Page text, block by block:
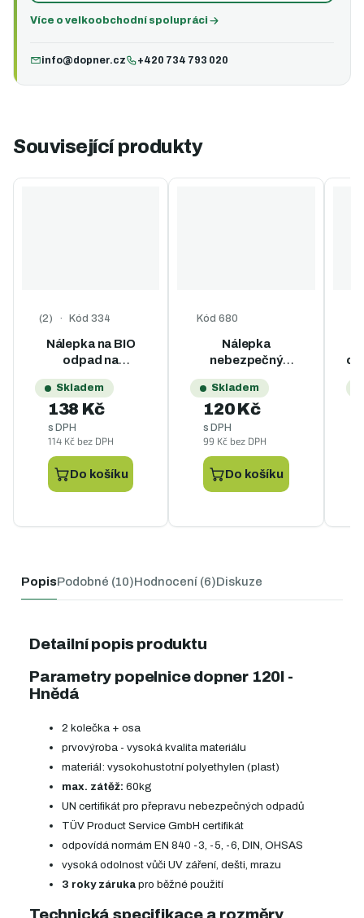
Více o velkoobchodní spolupráci
info@dopner.cz +420 734 793 020
Související produkty
Nálepka na BIO
odpad na
popelnice - A4
Skladem
Průměrné hodnocení produktu je 5,0 z 5 hvězdiček.
Kód 334
114 Kč bez DPH
138 Kč
s DPH
Do košíku
Nálepka
nebezpečný
odpad na
popelnice - A4
Skladem
Kód680
99 Kč bez DPH
120 Kč
s DPH
Do košíku
PopisPodobné (10)Hodnocení (6)Diskuze
Detailní popis produktu
Parametry popelnice dopner 120l -
Hnědá
2 kolečka + osa
prvovýroba - vysoká kvalita materiálu
materiál: vysokohustotní polyethylen (plast)
max. zátěž: 60kg
UN certifikát pro přepravu nebezpečných odpadů
TÜV Product Service GmbH certifikát
odpovídá normám EN 840 -3, -5, -6, DIN, OHSAS
vysoká odolnost vůči UV záření, dešti, mrazu
3 roky záruka pro běžné použití
Technická specifikace a rozměry